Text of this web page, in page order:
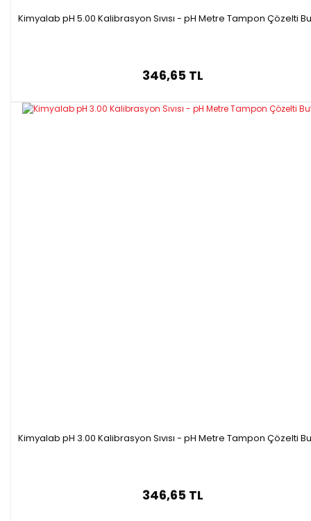
Kimyalab pH 5.00 Kalibrasyon Sıvısı - pH Metre Tampon Çözelti
346,65 TL
Kimyalab pH 3.00 Kalibrasyon Sıvısı - pH Metre Tampon Çözelti
346,65 TL